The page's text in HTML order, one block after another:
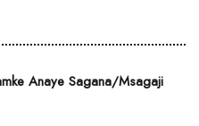
Anaye Sagana/Msagaji